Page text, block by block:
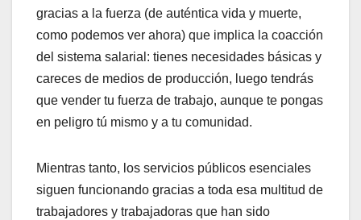
gracias a la fuerza (de auténtica vida y muerte,
como podemos ver ahora) que implica la coacción
del sistema salarial: tienes necesidades básicas y
careces de medios de producción, luego tendrás
que vender tu fuerza de trabajo, aunque te pongas
en peligro tú mismo y a tu comunidad.
Mientras tanto, los servicios públicos esenciales
siguen funcionando gracias a toda esa multitud de
trabajadores y trabajadoras que han sido